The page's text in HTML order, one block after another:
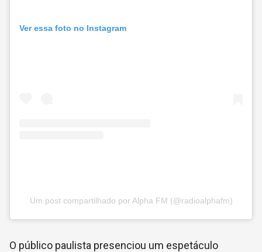
Ver essa foto no Instagram
Um post compartilhado por Alpha FM (@radioalphafm)
O público paulista presenciou um espetáculo